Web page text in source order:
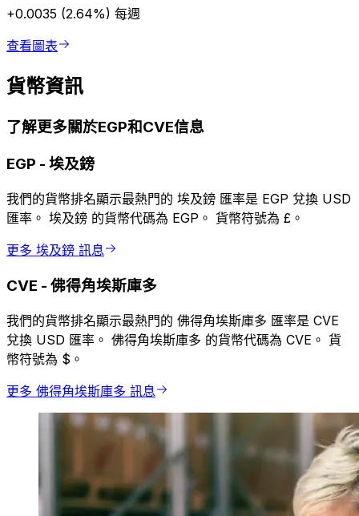
+0.0035 (2.64%) 每週
查看圖表
貨幣資訊
了解更多關於EGP和CVE信息
EGP - 埃及鎊
我們的貨幣排名顯示最熱門的 埃及鎊 匯率是 EGP 兌換 USD
匯率。 埃及鎊 的貨幣代碼為 EGP。 貨幣符號為 £。
更多 埃及鎊 訊息
CVE - 佛得角埃斯庫多
我們的貨幣排名顯示最熱門的 佛得角埃斯庫多 匯率是 CVE
兌換 USD 匯率。 佛得角埃斯庫多 的貨幣代碼為 CVE。 貨
幣符號為 $。
更多 佛得角埃斯庫多 訊息